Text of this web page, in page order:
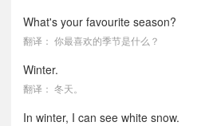
What's your favourite season?
翻译： 你最喜欢的季节是什么？
Winter.
翻译： 冬天。
In winter, I can see white snow.